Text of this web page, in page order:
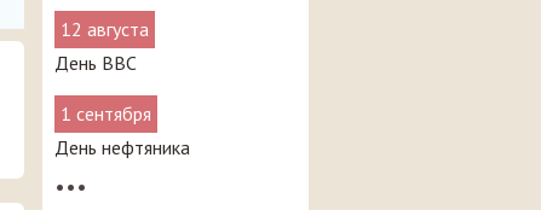
12 августа
День ВВС
1 сентября
День нефтяника
•••